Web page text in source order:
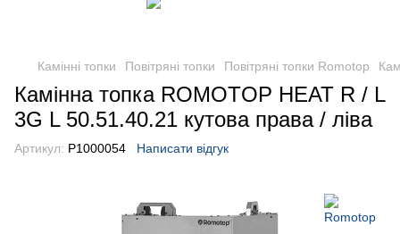
Камінні топки Повітряні топки Повітряні топки Romotop
Камінна топка ROMOTOP HEAT R / L
3G L 50.51.40.21 кутова права / ліва
Артикул: Р1000054 Написати відгук